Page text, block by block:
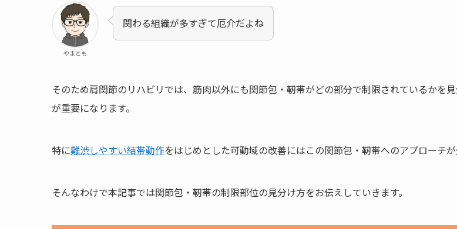
やまとも
関わる組織が多すぎて厄介だよね
そのため肩関節のリハビリでは、筋肉以外にも関節包・靭帯がどの部分で制限されているかを
が重要になります。
特に難渋しやすい結帯動作をはじめとした可動域の改善にはこの関節包・靭帯へのアプローチが
そんなわけで本記事では関節包・靭帯の制限部位の見分け方をお伝えしていきます。